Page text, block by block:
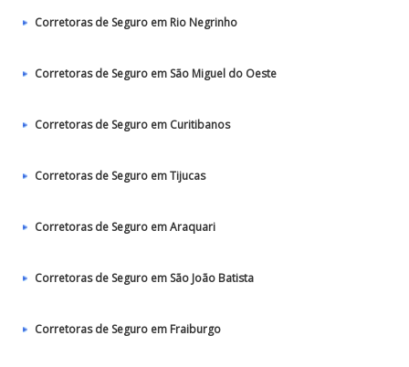
Corretoras de Seguro em Rio Negrinho
Corretoras de Seguro em São Miguel do Oeste
Corretoras de Seguro em Curitibanos
Corretoras de Seguro em Tijucas
Corretoras de Seguro em Araquari
Corretoras de Seguro em São João Batista
Corretoras de Seguro em Fraiburgo